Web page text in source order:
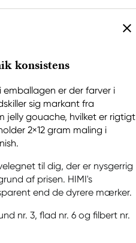
konsistens
emballagen er der farver i
sig markant fra
jelly gouache, hvilket er rigtigt
2×12 gram maling i
til dig, der er nysgerrig
af prisen. HIMI's
end de dyrere mærker.
nr. 3, flad nr. 6 og filbert nr.